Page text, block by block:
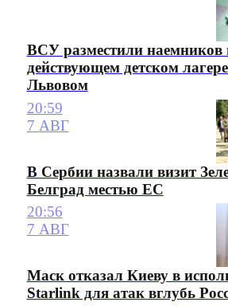
ВСУ разместили наемников
действующем детском
Львовом
20:59
7 АВГ
В Сербии назвали визит
Белград местью ЕС
20:56
7 АВГ
Маск отказал Киеву в
Starlink для атак вглубь